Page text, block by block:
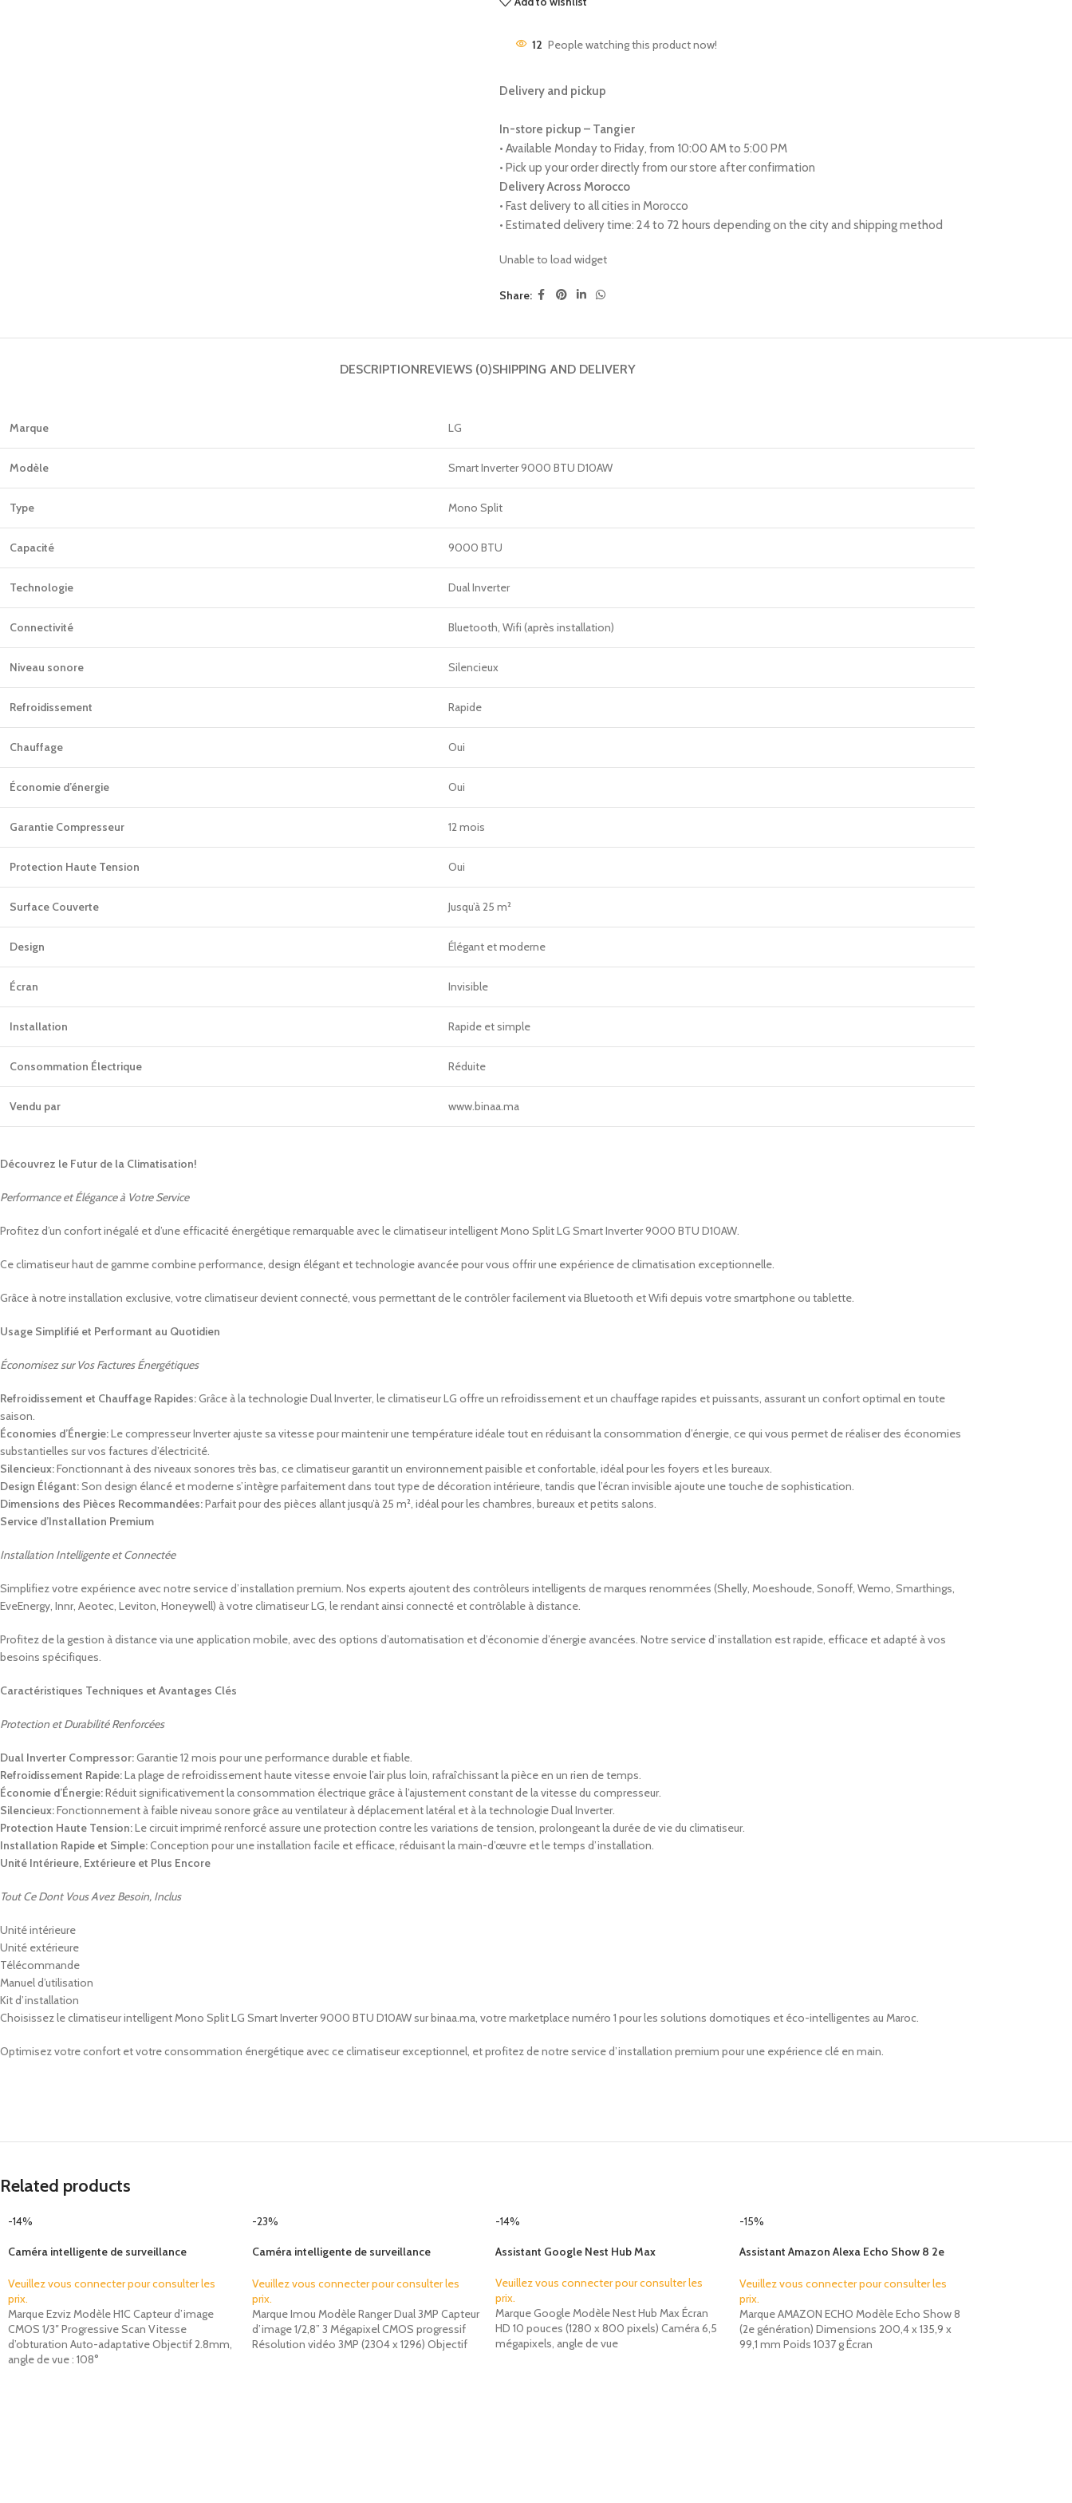
12 People watching this product now!
Delivery and pickup
In-store pickup – Tangier
• Available Monday to Friday, from 10:00 AM to 5:00 PM
• Pick up your order directly from our store after confirmation
Delivery Across Morocco
• Fast delivery to all cities in Morocco
• Estimated delivery time: 24 to 72 hours depending on the city and shipping method
Unable to load widget
Share:
DESCRIPTIONREVIEWS (0)SHIPPING AND DELIVERY
Marque LG
Modèle Smart Inverter 9000 BTU D10AW
Type Mono Split
Capacité 9000 BTU
Technologie Dual Inverter
Connectivité Bluetooth, Wifi (après installation)
Niveau sonore Silencieux
Refroidissement Rapide
Chauffage Oui
Économie d’énergie Oui
Garantie Compresseur 12 mois
Protection Haute Tension Oui
Surface Couverte Jusqu’à 25 m²
Design Élégant et moderne
Écran Invisible
Installation Rapide et simple
Consommation Électrique Réduite
Vendu par www.binaa.ma
Découvrez le Futur de la Climatisation!
Performance et Élégance à Votre Service
Profitez d’un confort inégalé et d’une efficacité énergétique remarquable avec le climatiseur intelligent Mono Split LG Smart Inverter 9000 BTU D10AW.
Ce climatiseur haut de gamme combine performance, design élégant et technologie avancée pour vous offrir une expérience de climatisation exceptionnelle.
Grâce à notre installation exclusive, votre climatiseur devient connecté, vous permettant de le contrôler facilement via Bluetooth et Wifi depuis votre smartphone ou tablette.
Usage Simplifié et Performant au Quotidien
Économisez sur Vos Factures Énergétiques
Refroidissement et Chauffage Rapides:Grâce à la technologie Dual Inverter, le climatiseur LG offre un refroidissement et un chauffage rapides et puissants, assurant un confort optimal en toute
saison.
Économies d’Énergie:Le compresseur Inverter ajuste sa vitesse pour maintenir une température idéale tout en réduisant la consommation d’énergie, ce qui vous permet de réaliser des économies
substantielles sur vos factures d’électricité.
Silencieux:Fonctionnant à des niveaux sonores très bas, ce climatiseur garantit un environnement paisible et confortable, idéal pour les foyers et les bureaux.
Design Élégant:Son design élancé et moderne s’intègre parfaitement dans tout type de décoration intérieure, tandis que l’écran invisible ajoute une touche de sophistication.
Dimensions des Pièces Recommandées:Parfait pour des pièces allant jusqu’à 25 m², idéal pour les chambres, bureaux et petits salons.
Service d’Installation Premium
Installation Intelligente et Connectée
Simplifiez votre expérience avec notre service d’installation premium. Nos experts ajoutent des contrôleurs intelligents de marques renommées (Shelly, Moeshoude, Sonoff, Wemo, Smarthings,
EveEnergy, Innr, Aeotec, Leviton, Honeywell) à votre climatiseur LG, le rendant ainsi connecté et contrôlable à distance.
Profitez de la gestion à distance via une application mobile, avec des options d’automatisation et d’économie d’énergie avancées. Notre service d’installation est rapide, efficace et adapté à vos
besoins spécifiques.
Caractéristiques Techniques et Avantages Clés
Protection et Durabilité Renforcées
Dual Inverter Compressor:Garantie 12 mois pour une performance durable et fiable.
Refroidissement Rapide:La plage de refroidissement haute vitesse envoie l’air plus loin, rafraîchissant la pièce en un rien de temps.
Économie d’Énergie:Réduit significativement la consommation électrique grâce à l’ajustement constant de la vitesse du compresseur.
Silencieux:Fonctionnement à faible niveau sonore grâce au ventilateur à déplacement latéral et à la technologie Dual Inverter.
Protection Haute Tension:Le circuit imprimé renforcé assure une protection contre les variations de tension, prolongeant la durée de vie du climatiseur.
Installation Rapide et Simple:Conception pour une installation facile et efficace, réduisant la main-d’œuvre et le temps d’installation.
Unité Intérieure, Extérieure et Plus Encore
Tout Ce Dont Vous Avez Besoin, Inclus
Unité intérieure
Unité extérieure
Télécommande
Manuel d’utilisation
Kit d’installation
Choisissez le climatiseur intelligent Mono Split LG Smart Inverter 9000 BTU D10AW sur binaa.ma, votre marketplace numéro 1 pour les solutions domotiques et éco-intelligentes au Maroc.
Optimisez votre confort et votre consommation énergétique avec ce climatiseur exceptionnel, et profitez de notre service d’installation premium pour une expérience clé en main.
Related products
-14%
Caméra intelligente de surveillance
Veuillez vous connecter pour consulter les
prix.
Marque Ezviz Modèle H1C Capteur d’image
CMOS 1/3″ Progressive Scan Vitesse
d’obturation Auto-adaptative Objectif 2.8mm,
angle de vue : 108°
-23%
Caméra intelligente de surveillance
Veuillez vous connecter pour consulter les
prix.
Marque Imou Modèle Ranger Dual 3MP Capteur
d’image 1/2,8” 3 Mégapixel CMOS progressif
Résolution vidéo 3MP (2304 x 1296) Objectif
-14%
Assistant Google Nest Hub Max
Veuillez vous connecter pour consulter les
prix.
Marque Google Modèle Nest Hub Max Écran
HD 10 pouces (1280 x 800 pixels) Caméra 6,5
mégapixels, angle de vue
-15%
Assistant Amazon Alexa Echo Show 8 2e
Veuillez vous connecter pour consulter les
prix.
Marque AMAZON ECHO Modèle Echo Show 8
(2e génération) Dimensions 200,4 x 135,9 x
99,1 mm Poids 1037 g Écran